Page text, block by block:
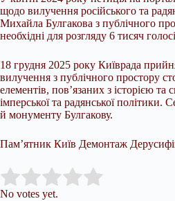
щодо вилучення російського та
Михайла Булгакова з публічного
необхідні для розгляду 6 тисяч
18 грудня 2025 року Київрада
вилучення з публічного простору
елементів, пов’язаних з історією та
імперської та радянської політики.
й монументу Булгакову.
Пам’ятник Київ Демонтаж
Rate this item:
No votes yet.